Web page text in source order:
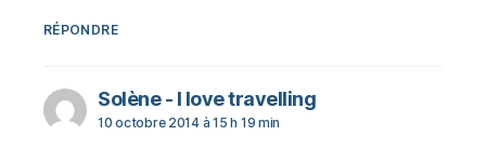
RÉPONDRE
Solène - I love travellingdit :
10 octobre 2014 à 15 h 19 min